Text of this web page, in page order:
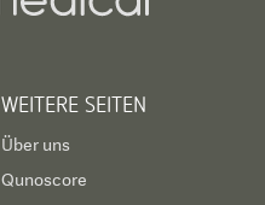
WEITERE SEITEN
Über uns
Qunoscore